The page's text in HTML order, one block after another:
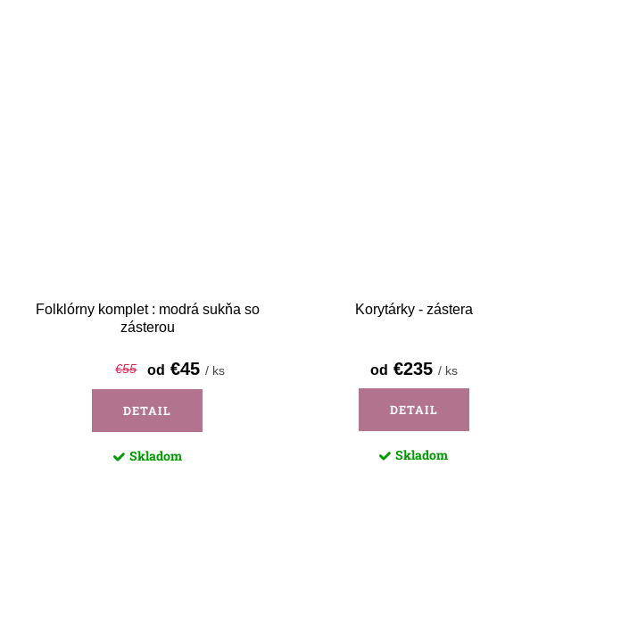
Folklórny komplet : modrá sukňa so
zásterou
€55 od €45/ ks
DETAIL
Skladom
Korytárky - zástera
od €235 / ks
DETAIL
Skladom